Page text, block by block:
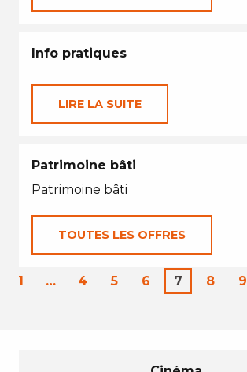
Info pratiques
LIRE LA SUITE
Patrimoine bâti
Patrimoine bâti
TOUTES LES OFFRES
1 … 4 5 6 7 8 9